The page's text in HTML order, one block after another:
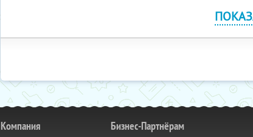
Компания Бизнес-Партнёрам